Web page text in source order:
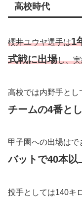
高校時代
櫻井ユウヤ選手は1
式戦に出場し、
高校では内野手とし
チームの4番と
甲子園への出場はで
バットで40本以
投手としては140キ